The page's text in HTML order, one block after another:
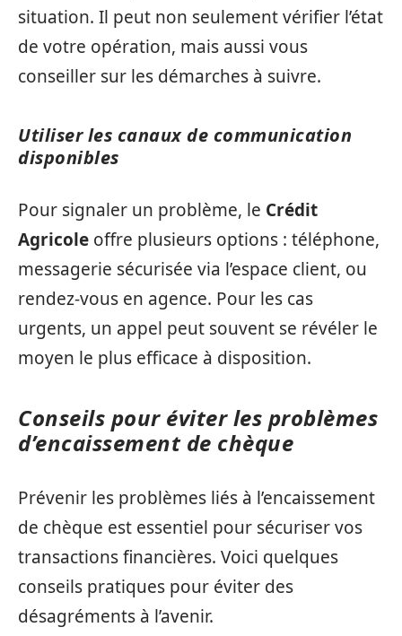
situation. Il peut non seulement vérifier l’état
de votre opération, mais aussi vous
conseiller sur les démarches à suivre.
Utiliser les canaux de communication
disponibles
Pour signaler un problème, le Crédit
Agricole offre plusieurs options : téléphone,
messagerie sécurisée via l’espace client, ou
rendez-vous en agence. Pour les cas
urgents, un appel peut souvent se révéler le
moyen le plus efficace à disposition.
Conseils pour éviter les problèmes
d’encaissement de chèque
Prévenir les problèmes liés à l’encaissement
de chèque est essentiel pour sécuriser vos
transactions financières. Voici quelques
conseils pratiques pour éviter des
désagréments à l’avenir.